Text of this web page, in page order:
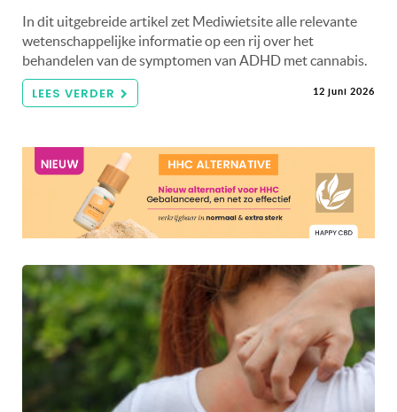
In dit uitgebreide artikel zet Mediwietsite alle relevante
wetenschappelijke informatie op een rij over het
behandelen van de symptomen van ADHD met cannabis.
LEES VERDER 12 juni 2026